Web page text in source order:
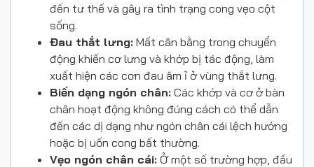
đến tư thế và gây ra tình trạng cong vẹo cột
sống.
Đau thắt lưng: Mất cân bằng trong chuyển
động khiến cơ lưng và khớp bị tác động, làm
xuất hiện các cơn đau âm ỉ ở vùng thắt lưng.
Biến dạng ngón chân: Các khớp và cơ ở bàn
chân hoạt động không đúng cách có thể dẫn
đến các dị dạng như ngón chân cái lệch hướng
hoặc bị uốn cong bất thường.
Vẹo ngón chân cái: Ở một số trường hợp, đầu